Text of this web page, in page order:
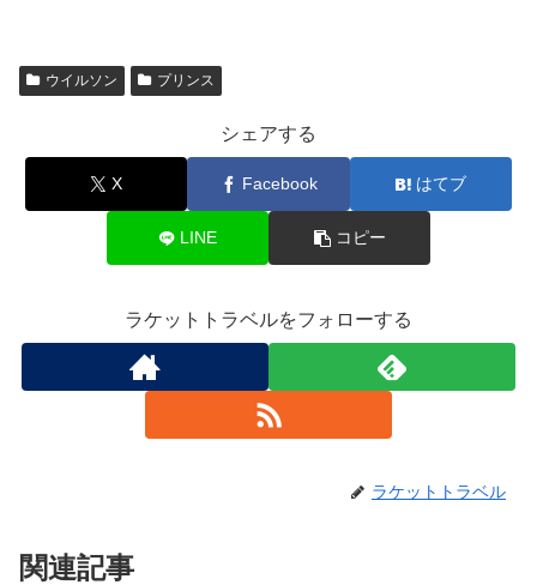
ウイルソン プリンス
シェアする
X Facebook はてブ
LINE コピー
ラケットトラベルをフォローする
ラケットトラベル
関連記事